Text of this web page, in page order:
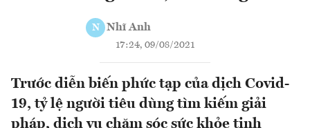
N Nhĩ Anh
17:24, 09/08/2021
Trước diễn biến phức tạp của dịch Covid-
19, tỷ lệ người tiêu dùng tìm kiếm giải
pháp, dịch vụ chăm sóc sức khỏe tinh